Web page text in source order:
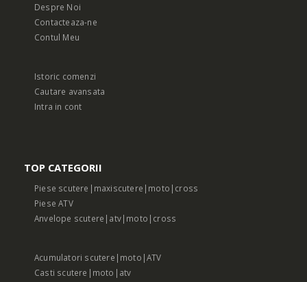
Despre Noi
Contacteaza-ne
Contul Meu
Istoric comenzi
Cautare avansata
Intra in cont
TOP CATEGORII
Piese scutere|maxiscutere|moto|cross
Piese ATV
Anvelope scutere|atv|moto|cross
Acumulatori scutere|moto|ATV
Casti scutere|moto|atv